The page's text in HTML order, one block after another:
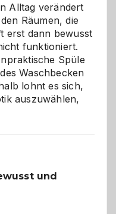
Alltag verändert
Räumen, die
erst dann bewusst
funktioniert.
Spüle
Waschbecken
lohnt es sich,
auszuwählen,
und